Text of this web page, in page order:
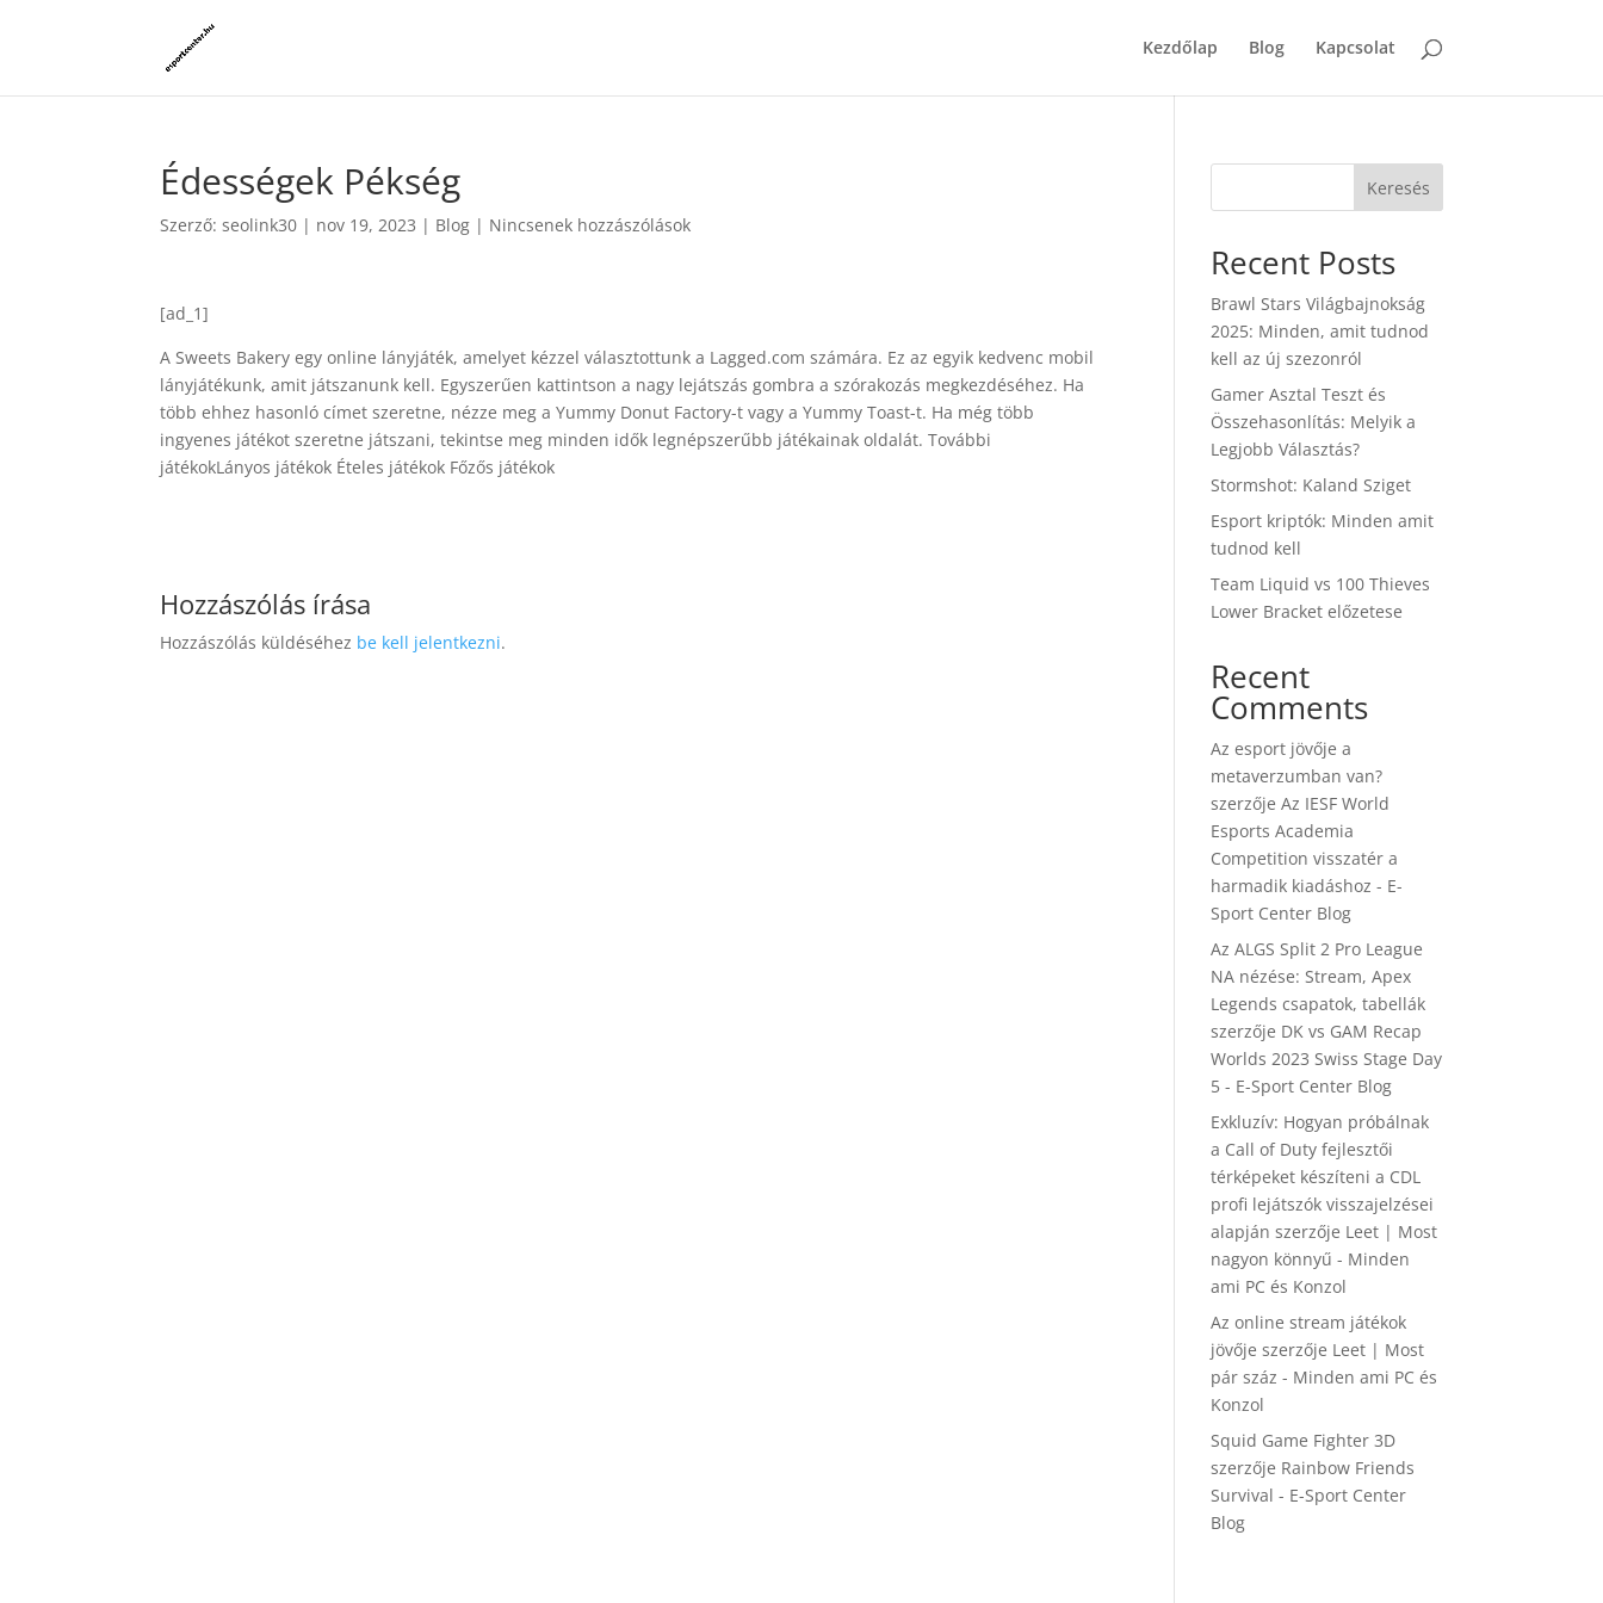
Kezdőlap Blog Kapcsolat
Édességek Pékség
Szerző:seolink30 | nov 19, 2023 | Blog | Nincsenek hozzászólások
[ad_1]
A Sweets Bakery egy online lányjáték, amelyet kézzel választottunk a Lagged.com számára. Ez az egyik kedvenc mobil
lányjátékunk, amit játszanunk kell. Egyszerűen kattintson a nagy lejátszás gombra a szórakozás megkezdéséhez. Ha
több ehhez hasonló címet szeretne, nézze meg a Yummy Donut Factory-t vagy a Yummy Toast-t. Ha még több
ingyenes játékot szeretne játszani, tekintse meg minden idők legnépszerűbb játékainak oldalát. További
játékokLányos játékok Ételes játékok Főzős játékok
Hozzászólás írása
Hozzászólás küldéséhez be kell jelentkezni.
Keresés
Recent Posts
Brawl Stars Világbajnokság
2025: Minden, amit tudnod
kell az új szezonról
Gamer Asztal Teszt és
Összehasonlítás: Melyik a
Legjobb Választás?
Stormshot: Kaland Sziget
Esport kriptók: Minden amit
tudnod kell
Team Liquid vs 100 Thieves
Lower Bracket előzetese
Recent
Comments
Az esport jövője a
metaverzumban van?
szerzőjeAz IESF World
Esports Academia
Competition visszatér a
harmadik kiadáshoz - E-
Sport Center Blog
Az ALGS Split 2 Pro League
NA nézése: Stream, Apex
Legends csapatok, tabellák
szerzője DK vs GAM Recap
Worlds 2023 Swiss Stage Day
5 - E-Sport Center Blog
Exkluzív: Hogyan próbálnak
a Call of Duty fejlesztői
térképeket készíteni a CDL
profi lejátszók visszajelzései
alapján szerzője Leet | Most
nagyon könnyű - Minden
ami PC és Konzol
Az online stream játékok
jövője szerzője Leet | Most
pár száz - Minden ami PC és
Konzol
Squid Game Fighter 3D
szerzője Rainbow Friends
Survival - E-Sport Center
Blog